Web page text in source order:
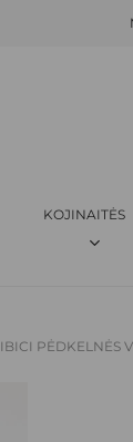
KOJINAITĖS
IBICI PĖDKELNĖS